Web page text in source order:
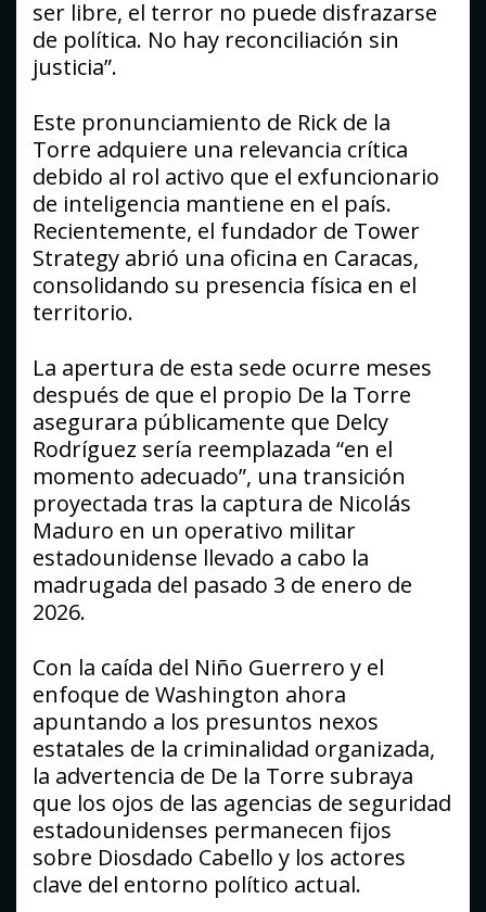
ser libre, el terror no puede disfrazarse
de política. No hay reconciliación sin
justicia”.
Este pronunciamiento de Rick de la
Torre adquiere una relevancia crítica
debido al rol activo que el exfuncionario
de inteligencia mantiene en el país.
Recientemente, el fundador de Tower
Strategy abrió una oficina en Caracas,
consolidando su presencia física en el
territorio.
La apertura de esta sede ocurre meses
después de que el propio De la Torre
asegurara públicamente que Delcy
Rodríguez sería reemplazada “en el
momento adecuado”, una transición
proyectada tras la captura de Nicolás
Maduro en un operativo militar
estadounidense llevado a cabo la
madrugada del pasado 3 de enero de
2026.
Con la caída del Niño Guerrero y el
enfoque de Washington ahora
apuntando a los presuntos nexos
estatales de la criminalidad organizada,
la advertencia de De la Torre subraya
que los ojos de las agencias de seguridad
estadounidenses permanecen fijos
sobre Diosdado Cabello y los actores
clave del entorno político actual.